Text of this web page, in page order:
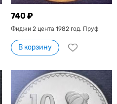
740 ₽
Фиджи 2 цента 1982 год. Пруф
В корзину